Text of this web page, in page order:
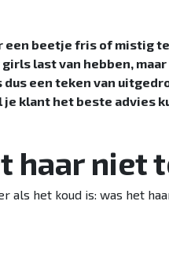
een beetje fris of mistig
last van hebben,
een teken van
klant het beste advies
haar niet
als het koud is: was het